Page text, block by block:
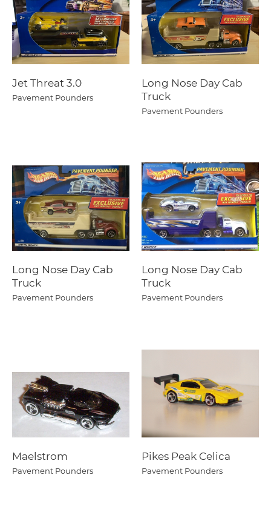
Jet Threat 3.0
Pavement Pounders
Long Nose Day Cab
Truck
Pavement Pounders
Long Nose Day Cab
Truck
Pavement Pounders
Long Nose Day Cab
Truck
Pavement Pounders
Maelstrom
Pavement Pounders
Pikes Peak Celica
Pavement Pounders